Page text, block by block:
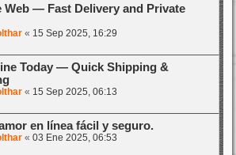
Web — Fast Delivery and Private
« 15 Sep 2025, 16:29
Today — Quick Shipping &
« 15 Sep 2025, 06:13
en línea fácil y seguro.
« 03 Ene 2025, 06:53